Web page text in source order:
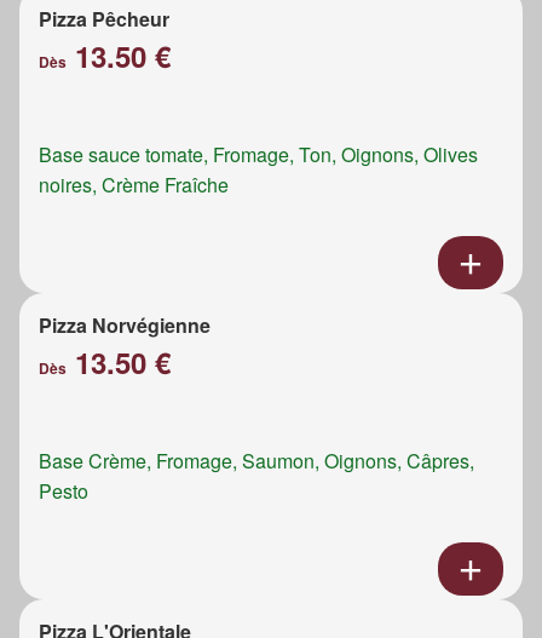
Pizza Pêcheur
Dès 13.50 €
Base sauce tomate, Fromage, Ton, Oignons, Olives
noires, Crème Fraîche
Pizza Norvégienne
Dès 13.50 €
Base Crème, Fromage, Saumon, Oignons, Câpres,
Pesto
Pizza L'Orientale